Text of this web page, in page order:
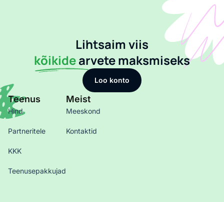
Lihtsaim viis
kõikidearvete maksmiseks
Loo konto
Teenus
Hind
Partneritele
KKK
Teenusepakkujad
Meist
Meeskond
Kontaktid